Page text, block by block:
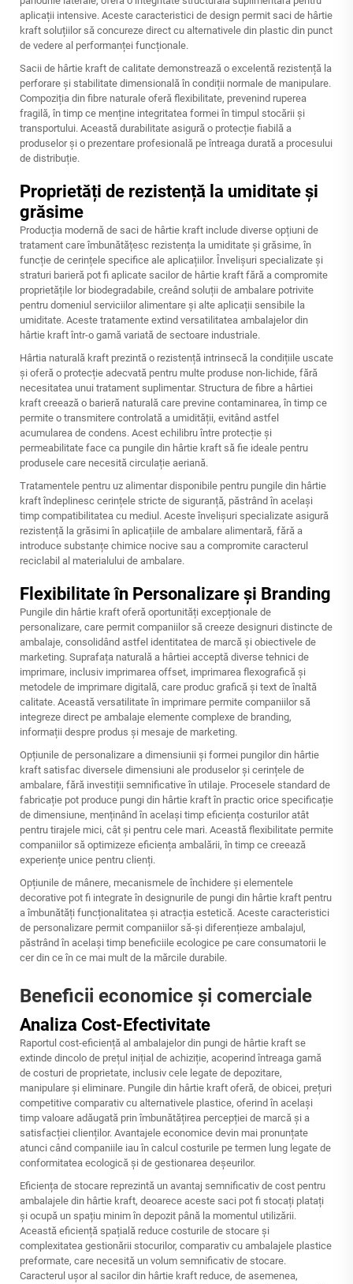
aplicații intensive. Aceste caracteristici de design permit saci de hârtie
kraft soluțiilor să concureze direct cu alternativele din plastic din punct
de vedere al performanței funcționale.
Sacii de hârtie kraft de calitate demonstrează o excelentă rezistență la
perforare și stabilitate dimensională în condiții normale de manipulare.
Compoziția din fibre naturale oferă flexibilitate, prevenind ruperea
fragilă, în timp ce menține integritatea formei în timpul stocării și
transportului. Această durabilitate asigură o protecție fiabilă a
produselor și o prezentare profesională pe întreaga durată a procesului
de distribuție.
Proprietăți de rezistență la umiditate și
grăsime
Producția modernă de saci de hârtie kraft include diverse opțiuni de
tratament care îmbunătățesc rezistența la umiditate și grăsime, în
funcție de cerințele specifice ale aplicațiilor. Învelișuri specializate și
straturi barieră pot fi aplicate sacilor de hârtie kraft fără a compromite
proprietățile lor biodegradabile, creând soluții de ambalare potrivite
pentru domeniul serviciilor alimentare și alte aplicații sensibile la
umiditate. Aceste tratamente extind versatilitatea ambalajelor din
hârtie kraft într-o gamă variată de sectoare industriale.
Hârtia naturală kraft prezintă o rezistență intrinsecă la condițiile uscate
și oferă o protecție adecvată pentru multe produse non-lichide, fără
necesitatea unui tratament suplimentar. Structura de fibre a hârtiei
kraft creează o barieră naturală care previne contaminarea, în timp ce
permite o transmitere controlată a umidității, evitând astfel
acumularea de condens. Acest echilibru între protecție și
permeabilitate face ca pungile din hârtie kraft să fie ideale pentru
produsele care necesită circulație aeriană.
Tratamentele pentru uz alimentar disponibile pentru pungile din hârtie
kraft îndeplinesc cerințele stricte de siguranță, păstrând în același
timp compatibilitatea cu mediul. Aceste învelișuri specializate asigură
rezistență la grăsimi în aplicațiile de ambalare alimentară, fără a
introduce substanțe chimice nocive sau a compromite caracterul
reciclabil al materialului de ambalare.
Flexibilitate în Personalizare și Branding
Pungile din hârtie kraft oferă oportunități excepționale de
personalizare, care permit companiilor să creeze designuri distincte de
ambalaje, consolidând astfel identitatea de marcă și obiectivele de
marketing. Suprafața naturală a hârtiei acceptă diverse tehnici de
imprimare, inclusiv imprimarea offset, imprimarea flexografică și
metodele de imprimare digitală, care produc grafică și text de înaltă
calitate. Această versatilitate în imprimare permite companiilor să
integreze direct pe ambalaje elemente complexe de branding,
informații despre produs și mesaje de marketing.
Opțiunile de personalizare a dimensiunii și formei pungilor din hârtie
kraft satisfac diversele dimensiuni ale produselor și cerințele de
ambalare, fără investiții semnificative în utilaje. Procesele standard de
fabricație pot produce pungi din hârtie kraft în practic orice specificație
de dimensiune, menținând în același timp eficiența costurilor atât
pentru tirajele mici, cât și pentru cele mari. Această flexibilitate permite
companiilor să optimizeze eficiența ambalării, în timp ce creează
experiențe unice pentru clienți.
Opțiunile de mânere, mecanismele de închidere și elementele
decorative pot fi integrate în designurile de pungi din hârtie kraft pentru
a îmbunătăți funcționalitatea și atracția estetică. Aceste caracteristici
de personalizare permit companiilor să-și diferențieze ambalajul,
păstrând în același timp beneficiile ecologice pe care consumatorii le
cer din ce în ce mai mult de la mărcile durabile.
Beneficii economice și comerciale
Analiza Cost-Efectivitate
Raportul cost-eficiență al ambalajelor din pungi de hârtie kraft se
extinde dincolo de prețul inițial de achiziție, acoperind întreaga gamă
de costuri de proprietate, inclusiv cele legate de depozitare,
manipulare și eliminare. Pungile din hârtie kraft oferă, de obicei, prețuri
competitive comparativ cu alternativele plastice, oferind în același
timp valoare adăugată prin îmbunătățirea percepției de marcă și a
satisfacției clienților. Avantajele economice devin mai pronunțate
atunci când companiile iau în calcul costurile pe termen lung legate de
conformitatea ecologică și de gestionarea deșeurilor.
Eficiența de stocare reprezintă un avantaj semnificativ de cost pentru
ambalajele din hârtie kraft, deoarece aceste saci pot fi stocați platați
și ocupă un spațiu minim în depozit până la momentul utilizării.
Această eficiență spațială reduce costurile de stocare și
complexitatea gestionării stocurilor, comparativ cu ambalajele plastice
preformate, care necesită un volum semnificativ de stocare.
Caracterul ușor al sacilor din hârtie kraft reduce, de asemenea,